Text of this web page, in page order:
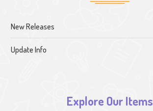
New Releases
Update Info
Explore Our Items